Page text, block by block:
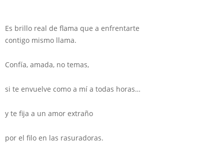
Es brillo real de flama que a enfrentarte
contigo mismo llama.
Confía, amada, no temas,
si te envuelve como a mí a todas horas…
y te fija a un amor extraño
por el filo en las rasuradoras.